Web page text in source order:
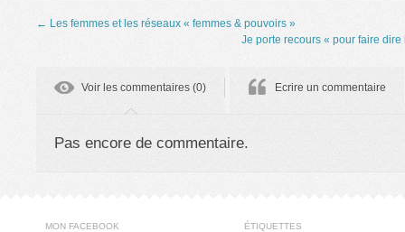
← Les femmes et les réseaux « femmes & pouvoirs »
Je porte recours « pour faire
Voir les commentaires (0) Ecrire un commentaire
Pas encore de commentaire.
MON FACEBOOK ÉTIQUETTES